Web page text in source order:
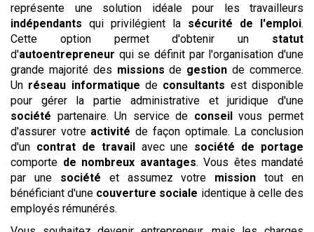
représente une solution idéale pour les travailleurs
indépendants qui privilégient la sécurité de l'emploi.
Cette option permet d'obtenir un statut
d'autoentrepreneur qui se définit par l'organisation d'une
grande majorité des missions de gestion de commerce.
Un réseau informatique de consultants est disponible
pour gérer la partie administrative et juridique d'une
société partenaire. Un service de conseilvous permet
d'assurer votre activité de façon optimale. La conclusion
d'un contrat de travailavec une société de portage
comporte de nombreux avantages. Vous êtes mandaté
par une société et assumez votre mission tout en
bénéficiant d'une couverture sociale identique à celle des
employés rémunérés.